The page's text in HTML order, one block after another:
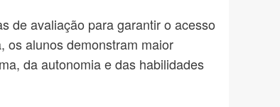
de avaliação para garantir o acesso
os alunos demonstram maior
da autonomia e das habilidades